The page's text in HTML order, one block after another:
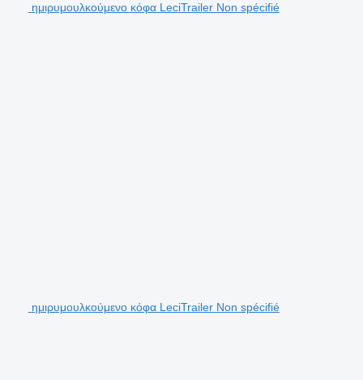
ημιρυμουλκούμενο κόφα LeciTrailer Non spécifié
ημιρυμουλκούμενο κόφα LeciTrailer Non spécifié